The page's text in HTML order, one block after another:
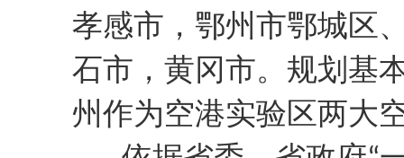
孝感市，鄂州市鄂城区
石市，黄冈市。规划基
州作为空港实验区两大